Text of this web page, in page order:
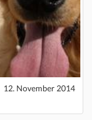
12. November 2014